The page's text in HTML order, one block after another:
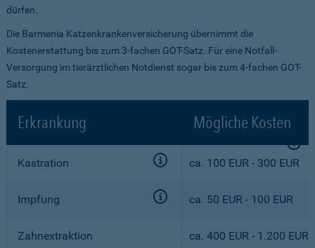
dürfen.
Die Barmenia Katzenkrankenversicherung übernimmt die
Kostenerstattung bis zum 3-fachen GOT-Satz. Für eine Notfall-
Versorgung im tierärztlichen Notdienst sogar bis zum 4-fachen GOT-
Satz.
Erkrankung Mögliche Kosten
Kastration ca. 100 EUR - 300 EUR
Impfung ca. 50 EUR - 100 EUR
Zahnextraktion ca. 400 EUR - 1.200 EUR